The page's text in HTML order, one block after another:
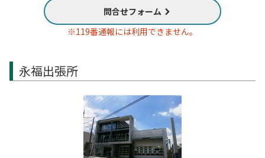
問合せフォーム
※119番通報には利用できません。
永福出張所